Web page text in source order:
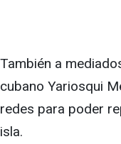
También a
cubano Yariosqui
redes para poder
isla.